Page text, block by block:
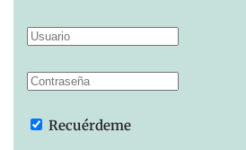
Recuérdeme